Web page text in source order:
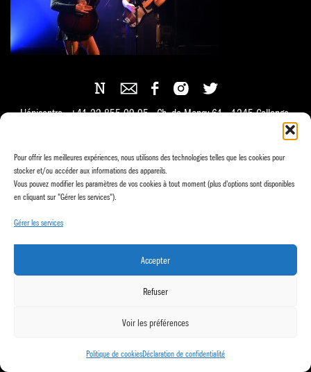
Pour offrir les meilleures expériences, nous utilisons des technologies telles que les cookies pour
stocker et/ou accéder aux informations des appareils.
Vous pouvez modifier les paramètres de vos cookies à tout moment (plus d'options sont disponibles
en cliquant sur "Gérer les services").
Gérer les services
Accepter
Refuser
Voir les préférences
Politique de cookiesDéclaration de confidentialité
L'épicentre +41 22 855 09 05 Ch. de Mancy 61 1245 Collonge-